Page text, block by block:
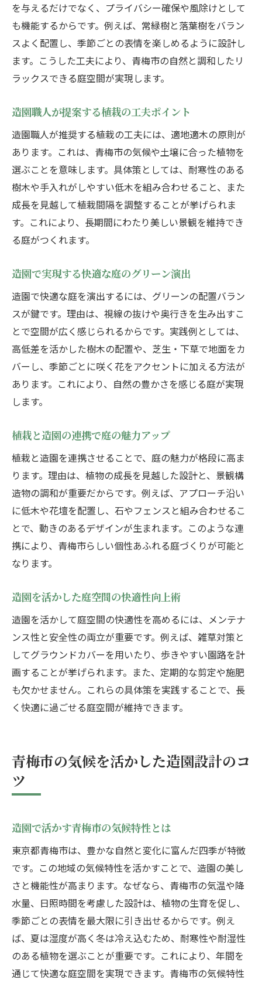
を与えるだけでなく、プライバシー確保や風除けとして
も機能するからです。例えば、常緑樹と落葉樹をバラン
スよく配置し、季節ごとの表情を楽しめるように設計し
ます。こうした工夫により、青梅市の自然と調和したリ
ラックスできる庭空間が実現します。
造園職人が提案する植栽の工夫ポイント
造園職人が推奨する植栽の工夫には、適地適木の原則が
あります。これは、青梅市の気候や土壌に合った植物を
選ぶことを意味します。具体策としては、耐寒性のある
樹木や手入れがしやすい低木を組み合わせること、また
成長を見越して植栽間隔を調整することが挙げられま
す。これにより、長期間にわたり美しい景観を維持でき
る庭がつくれます。
造園で実現する快適な庭のグリーン演出
造園で快適な庭を演出するには、グリーンの配置バラン
スが鍵です。理由は、視線の抜けや奥行きを生み出すこ
とで空間が広く感じられるからです。実践例としては、
高低差を活かした樹木の配置や、芝生・下草で地面をカ
バーし、季節ごとに咲く花をアクセントに加える方法が
あります。これにより、自然の豊かさを感じる庭が実現
します。
植栽と造園の連携で庭の魅力アップ
植栽と造園を連携させることで、庭の魅力が格段に高ま
ります。理由は、植物の成長を見越した設計と、景観構
造物の調和が重要だからです。例えば、アプローチ沿い
に低木や花壇を配置し、石やフェンスと組み合わせるこ
とで、動きのあるデザインが生まれます。このような連
携により、青梅市らしい個性あふれる庭づくりが可能と
なります。
造園を活かした庭空間の快適性向上術
造園を活かして庭空間の快適性を高めるには、メンテナ
ンス性と安全性の両立が重要です。例えば、雑草対策と
してグラウンドカバーを用いたり、歩きやすい園路を計
画することが挙げられます。また、定期的な剪定や施肥
も欠かせません。これらの具体策を実践することで、長
く快適に過ごせる庭空間が維持できます。
青梅市の気候を活かした造園設計のコ
ツ
造園で活かす青梅市の気候特性とは
東京都青梅市は、豊かな自然と変化に富んだ四季が特徴
です。この地域の気候特性を活かすことで、造園の美し
さと機能性が高まります。なぜなら、青梅市の気温や降
水量、日照時間を考慮した設計は、植物の生育を促し、
季節ごとの表情を最大限に引き出せるからです。例え
ば、夏は湿度が高く冬は冷え込むため、耐寒性や耐湿性
のある植物を選ぶことが重要です。これにより、年間を
通じて快適な庭空間を実現できます。青梅市の気候特性